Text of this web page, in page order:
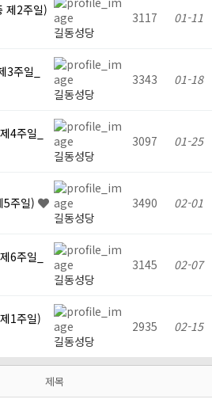
제2주일)
길동성당
3117 01-11
주일_
길동성당
3343 01-18
4주일_
길동성당
3097 01-25
5주일)
길동성당
3490 02-01
6주일_
길동성당
3145 02-07
1주일)
길동성당
2935 02-15
제목